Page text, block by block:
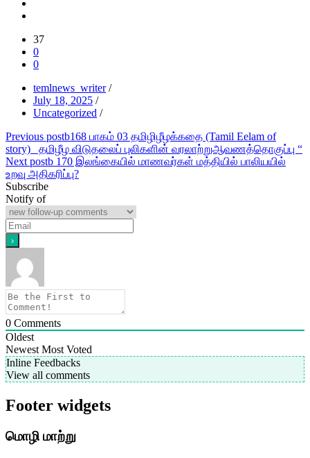
37
0
0
temlnews_writer /
July 18, 2025 /
Uncategorized /
Post
navigation
Previous postb168 பாகம் 03 தமிழிழீழக்கதை (Tamil Eelam of
story) தமிழீழ விடுதலைப் புலிகளின் வரலாற்றுஆவணத்தொகுப்பு “
Next postb 170 இலங்கையில் மாணவர்கள் மத்தியில் பாலியயில்
உறவு அதிகரிப்பு?
Subscribe
Notify of
0 Comments
Oldest
Newest Most Voted
Inline Feedbacks
View all comments
Footer widgets
மொழி மாற்று